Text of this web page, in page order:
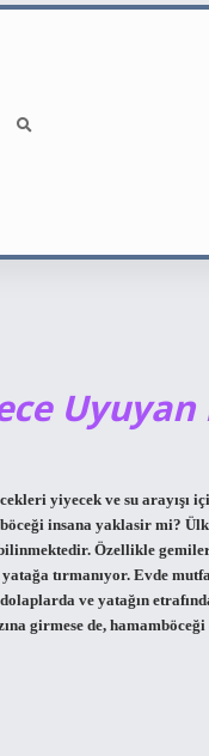
Uyuyan
yiyecek ve su arayışı
insana yaklasir mi?
Özellikle
tırmanıyor. Evde
ve yatağın
girmese de,